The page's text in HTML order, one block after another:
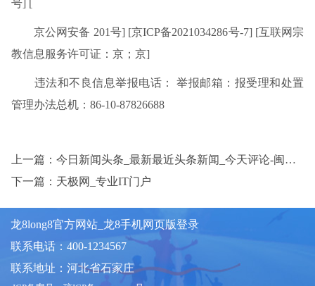
号] [
京公网安备 201号] [京ICP备2021034286号-7] [互联网宗
教信息服务许可证：京；京]
违法和不良信息举报电话： 举报邮箱：报受理和处置
管理办法总机：86-10-87826688
上一篇：今日新闻头条_最新最近头条新闻_今天评论-闽南网
下一篇：天极网_专业IT门户
龙8long8官方网站_龙8手机网页版登录
联系电话：400-1234567
联系地址：河北省石家庄